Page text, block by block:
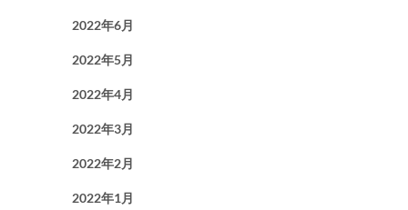
2022年6月
2022年5月
2022年4月
2022年3月
2022年2月
2022年1月